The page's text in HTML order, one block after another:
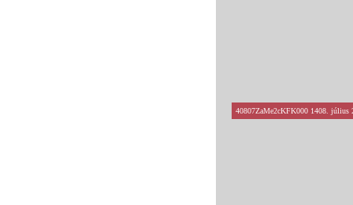
40807ZaMe2cKFK000 1408.